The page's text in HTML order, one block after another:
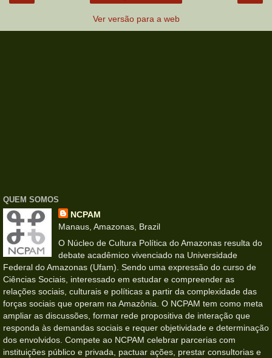
Ver versão para a web
QUEM SOMOS
NCPAM
Manaus, Amazonas, Brazil
O Núcleo de Cultura Política do Amazonas resulta do
debate acadêmico vivenciado na Universidade
Federal do Amazonas (Ufam). Sendo uma expressão do curso de
Ciências Sociais, interessado em estudar e compreender as
relações sociais, culturais e políticas a partir da complexidade das
forças sociais que operam na Amazônia. O NCPAM tem como meta
ampliar as discussões, formar rede propositiva de interação que
responda às demandas sociais e requer objetividade e determinação
dos envolvidos. Compete ao NCPAM celebrar parcerias com
instituições público e privada, pactuar ações, prestar consultorias e